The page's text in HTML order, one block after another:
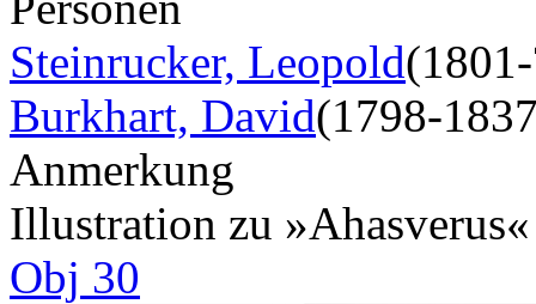
Steinrucker, Leopold
Burkhart, David(1798-
Anmerkung
Illustration zu
Obj 30